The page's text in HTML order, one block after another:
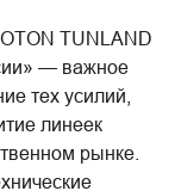
TUNLAND
— важное
тех усилий,
линеек
рынке.